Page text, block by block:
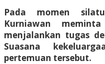
Pada momen
Kurniawan
menjalankan tugas
Suasana
pertemuan tersebut.